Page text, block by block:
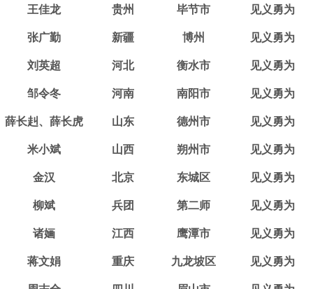
王佳龙 贵州 毕节市 见义勇为
张广勤 新疆 博州 见义勇为
刘英超 河北 衡水市 见义勇为
邹令冬 河南 南阳市 见义勇为
薛长赳、薛长虎 山东 德州市 见义勇为
米小斌 山西 朔州市 见义勇为
金汉 北京 东城区 见义勇为
柳斌 兵团 第二师 见义勇为
诸婳 江西 鹰潭市 见义勇为
蒋文娟 重庆 九龙坡区 见义勇为